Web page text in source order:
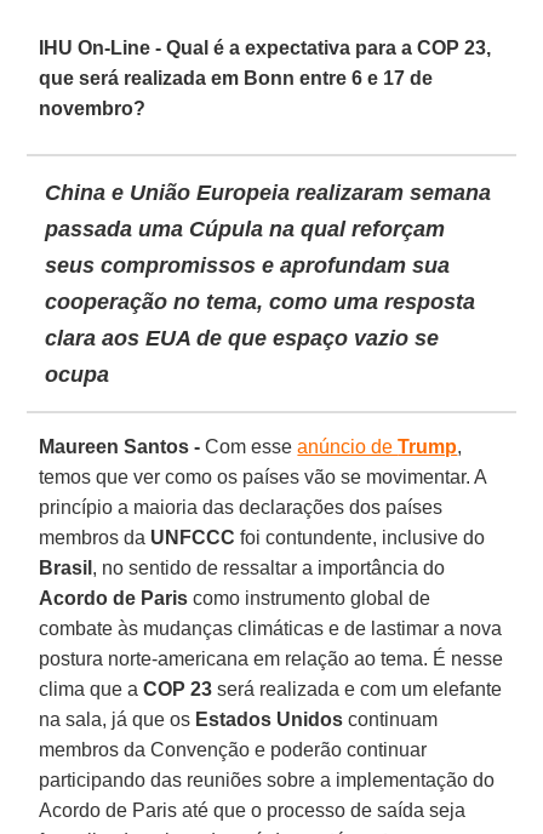
IHU On-Line - Qual é a expectativa para a COP 23,
que será realizada em Bonn entre 6 e 17 de
novembro?
China e União Europeia realizaram semana
passada uma Cúpula na qual reforçam
seus compromissos e aprofundam sua
cooperação no tema, como uma resposta
clara aos EUA de que espaço vazio se
ocupa
Maureen Santos - Com esseanúncio deTrump,
temos que ver como os países vão se movimentar. A
princípio a maioria das declarações dos países
membros da UNFCCC foi contundente, inclusive do
Brasil , no sentido de ressaltar a importância do
Acordo de Paris como instrumento global de
combate às mudanças climáticas e de lastimar a nova
postura norte-americana em relação ao tema. É nesse
clima que a COP 23 será realizada e com um elefante
na sala, já que os Estados Unidos continuam
membros da Convenção e poderão continuar
participando das reuniões sobre a implementação do
Acordo de Paris até que o processo de saída seja